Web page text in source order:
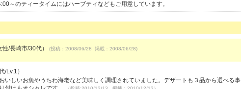
～のティータイムにはハーブティなどもご用意しています。
/長崎市/30代） (投稿：2008/06/28 掲載：2008/06/28)
/Lv.1）
いしいお魚やうちわ海老など美味しく調理されていました。デザートも３品から選べる事